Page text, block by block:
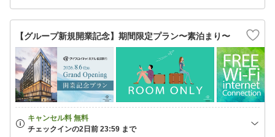
【グループ新規開業記念】期間限定プラン〜素泊まり〜